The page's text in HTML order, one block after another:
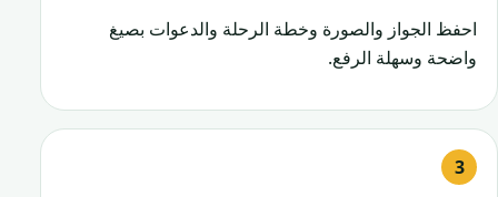
احفظ الجواز والصورة وخطة الرحلة والدعوات بصيغ
واضحة وسهلة الرفع.